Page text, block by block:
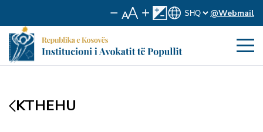
@Webmail
KTHEHU